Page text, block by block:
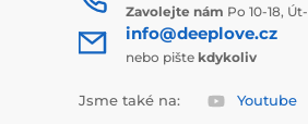
Zavolejte nám Po 10-18,
info@deeplove.cz
nebo pište kdykoliv
Jsme také na: Youtube